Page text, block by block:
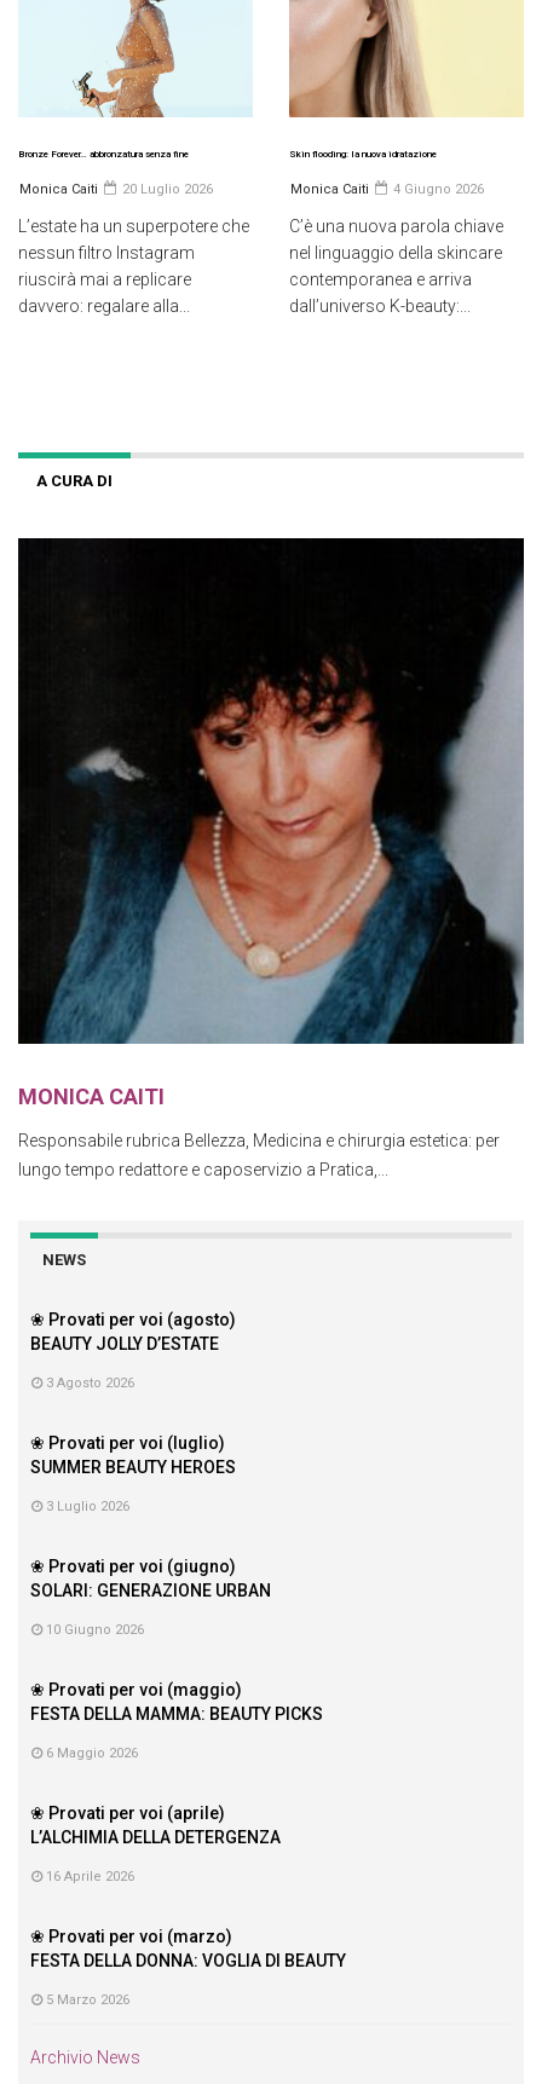
Bronze Forever… abbronzatura senza fine
Monica Caiti 20 Luglio 2026
L’estate ha un superpotere che
nessun filtro Instagram
riuscirà mai a replicare
davvero: regalare alla...
Skin flooding: la nuova idratazione
Monica Caiti 4 Giugno 2026
C’è una nuova parola chiave
nel linguaggio della skincare
contemporanea e arriva
dall’universo K-beauty:...
A CURA DI
MONICA CAITI
Responsabile rubrica Bellezza, Medicina e chirurgia estetica: per
lungo tempo redattore e caposervizio a Pratica,...
NEWS
❀ Provati per voi (agosto)
BEAUTY JOLLY D’ESTATE
3 Agosto 2026
❀ Provati per voi (luglio)
SUMMER BEAUTY HEROES
3 Luglio 2026
❀ Provati per voi (giugno)
SOLARI: GENERAZIONE URBAN
10 Giugno 2026
❀ Provati per voi (maggio)
FESTA DELLA MAMMA: BEAUTY PICKS
6 Maggio 2026
❀ Provati per voi (aprile)
L’ALCHIMIA DELLA DETERGENZA
16 Aprile 2026
❀ Provati per voi (marzo)
FESTA DELLA DONNA: VOGLIA DI BEAUTY
5 Marzo 2026
Archivio News